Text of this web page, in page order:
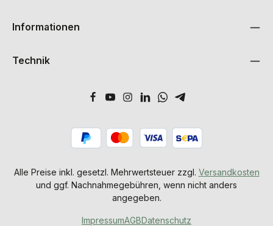
Informationen
Technik
Alle Preise inkl. gesetzl. Mehrwertsteuer zzgl. Versandkosten
und ggf. Nachnahmegebühren, wenn nicht anders
angegeben.
ImpressumAGBDatenschutz